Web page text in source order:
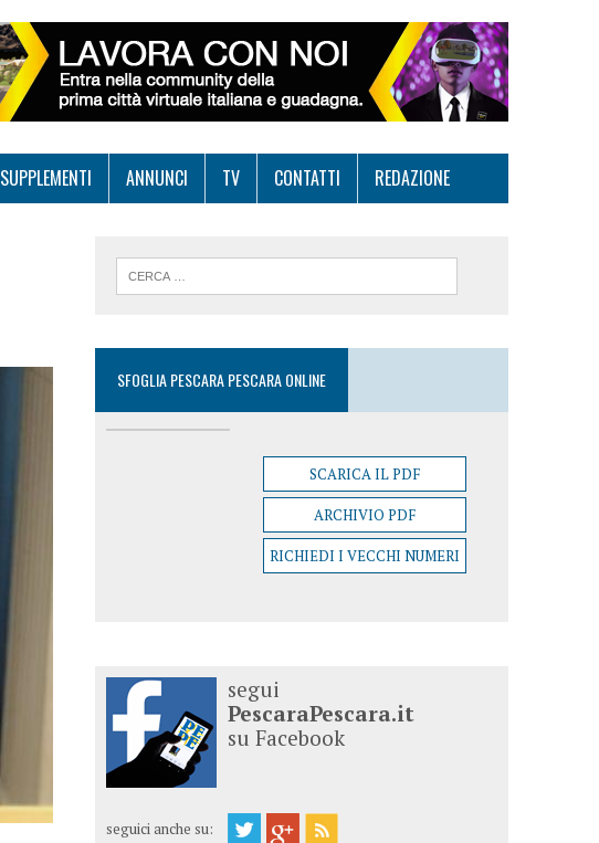
SUPPLEMENTI ANNUNCI TV CONTATTI REDAZIONE
SFOGLIA PESCARA PESCARA ONLINE
SCARICA IL PDF
ARCHIVIO PDF
RICHIEDI I VECCHI NUMERI
segui
PescaraPescara.it
su Facebook
seguici anche su: